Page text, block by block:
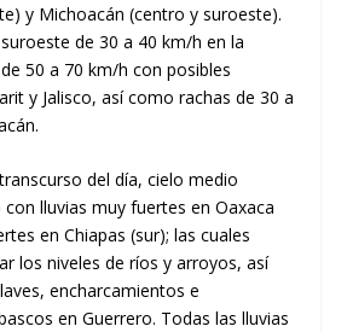
y Michoacán (centro y suroeste).
de 30 a 40 km/h en la
50 a 70 km/h con posibles
y Jalisco, así como rachas de 30 a
del día, cielo medio
lluvias muy fuertes en Oaxaca
en Chiapas (sur); las cuales
los niveles de ríos y arroyos, así
encharcamientos e
en Guerrero. Todas las lluvias